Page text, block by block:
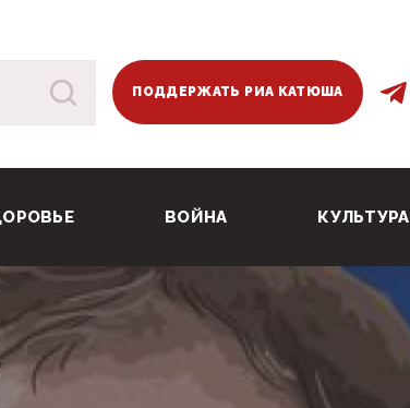
ПОДДЕРЖАТЬ РИА КАТЮША
ВОЙНА КУЛЬТУРА